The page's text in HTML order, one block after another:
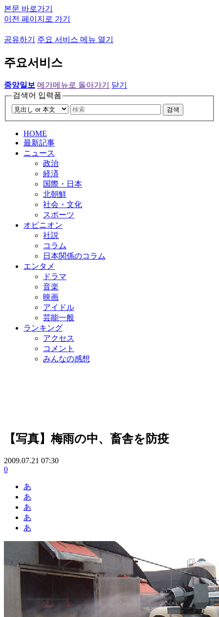
본문 바로가기
이전 페이지로 가기
공유하기 주요 서비스 메뉴 열기
주요서비스
중앙일보 메가메뉴로 돌아가기
닫기
검색어 입력폼
검색
HOME
最新記事
ニュース
政治
経済
国際・日本
北朝鮮
社会・文化
スポーツ
オピニオン
社説
コラム
日本関係のコラム
エンタメ
ドラマ
音楽
映画
アイドル
芸能一般
ランキング
アクセス
コメント
みんなの感想
【写真】梅雨の中、畜舎を防疫
2009.07.21 07:30
0
あ
あ
あ
あ
あ